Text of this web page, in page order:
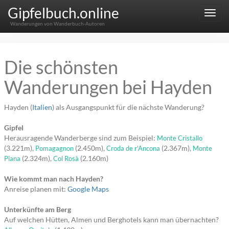
Menu
Gipfelbuch.online
Wanderungen von Wanderbuch-Autoren
Die schönsten
Wanderungen bei Hayden
Hayden (Italien) als Ausgangspunkt für die nächste Wanderung?
Gipfel
Herausragende Wanderberge sind zum Beispiel: Monte Cristallo
(3.221m), Pomagagnon (2.450m), Croda de r'Ancona (2.367m), Monte
Piana (2.324m), Col Rosà (2.160m)
Wie kommt man nach Hayden?
Anreise planen mit: Google Maps
Unterkünfte am Berg
Auf welchen Hütten, Almen und Berghotels kann man übernachten?